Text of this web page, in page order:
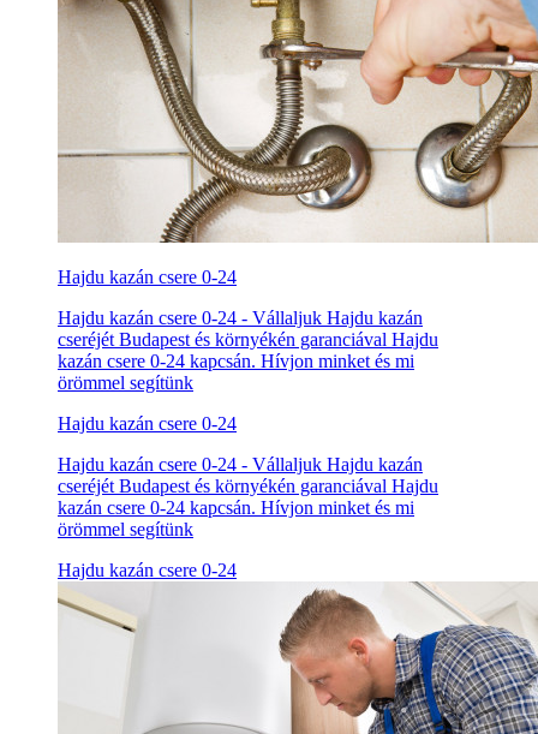
Hajdu kazán csere 0-24
Hajdu kazán csere 0-24 - Vállaljuk Hajdu kazán
cseréjét Budapest és környékén garanciával Hajdu
kazán csere 0-24 kapcsán. Hívjon minket és mi
örömmel segítünk
Hajdu kazán csere 0-24
Hajdu kazán csere 0-24 - Vállaljuk Hajdu kazán
cseréjét Budapest és környékén garanciával Hajdu
kazán csere 0-24 kapcsán. Hívjon minket és mi
örömmel segítünk
Hajdu kazán csere 0-24